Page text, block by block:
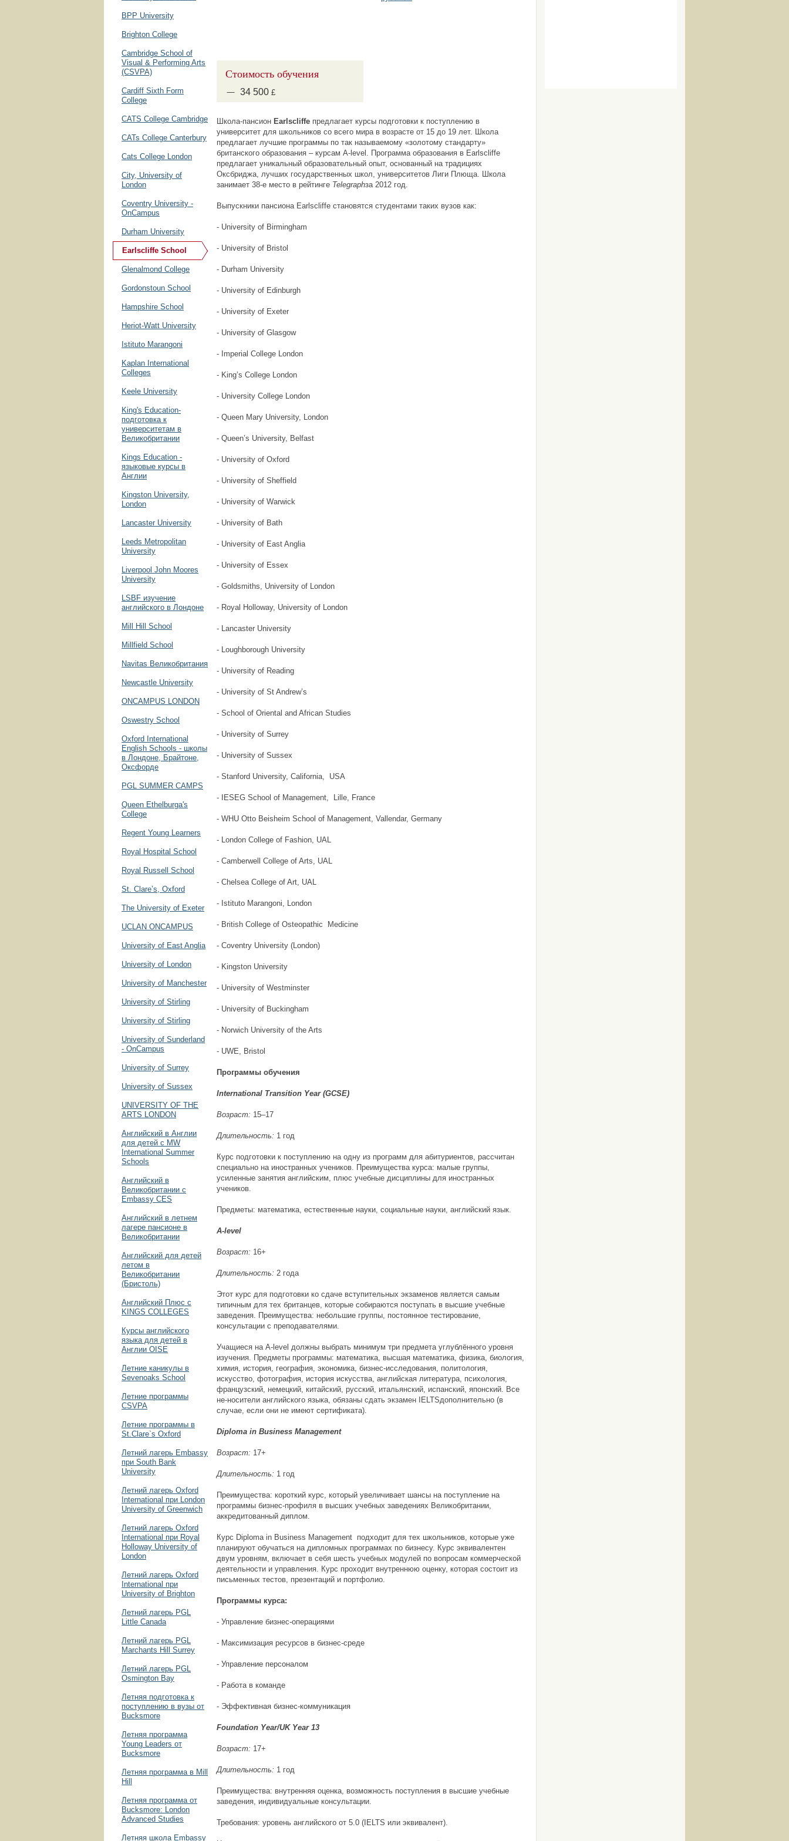
BPP University
Brighton College
Cambridge School of
Visual & Performing Arts
(CSVPA)
Cardiff Sixth Form
College
CATS College Cambridge
CATs College Canterbury
Cats College London
City, University of
London
Coventry University -
OnCampus
Durham University
Earlscliffe School
Glenalmond College
Gordonstoun School
Hampshire School
Heriot-Watt University
Istituto Marangoni
Kaplan International
Colleges
Keele University
King's Education-
подготовка к
университетам в
Великобритании
Kings Education -
языковые курсы в
Англии
Kingston University,
London
Lancaster University
Leeds Metropolitan
University
Liverpool John Moores
University
LSBF изучение
английского в Лондоне
Mill Hill School
Millfield School
Navitas Великобритания
Newcastle University
ONCAMPUS LONDON
Oswestry School
Oxford International
English Schools - школы
в Лондоне, Брайтоне,
Оксфорде
PGL SUMMER CAMPS
Queen Ethelburga's
College
Regent Young Learners
Royal Hospital School
Royal Russell School
St. Clare’s, Oxford
The University of Exeter
UCLAN ONCAMPUS
University of East Anglia
University of London
University of Manchester
University of Stirling
University of Stirling
University of Sunderland
- OnCampus
University of Surrey
University of Sussex
UNIVERSITY OF THE
ARTS LONDON
Английский в Англии
для детей с MW
International Summer
Schools
Английский в
Великобритании с
Embassy CES
Английский в летнем
лагере пансионе в
Великобритании
Английский для детей
летом в
Великобритании
(Бристоль)
Английский Плюс с
KINGS COLLEGES
Курсы английского
языка для детей в
Англии OISE
Летние каникулы в
Sevenoaks School
Летние программы
CSVPA
Летние программы в
St.Clare`s Oxford
Летний лагерь Embassy
при South Bank
University
Летний лагерь Oxford
International при London
University of Greenwich
Летний лагерь Oxford
International при Royal
Holloway University of
London
Летний лагерь Oxford
International при
University of Brighton
Летний лагерь PGL
Little Canada
Летний лагерь PGL
Marchants Hill Surrey
Летний лагерь PGL
Osmington Bay
Летняя подготовка к
поступлению в вузы от
Bucksmore
Летняя программа
Young Leaders от
Bucksmore
Летняя программа в Mill
Hill
Летняя программа от
Bucksmore: London
Advanced Studies
Летняя школа Embassy
Стоимость обучения
34 500 £
Школа-пансион Earlscliffe предлагает курсы подготовки к поступлению в
университет для школьников со всего мира в возрасте от 15 до 19 лет. Школа
предлагает лучшие программы по так называемому «золотому стандарту»
британского образования – курсам A-level. Программа образования в Earlscliffe
предлагает уникальный образовательный опыт, основанный на традициях
Оксбриджа, лучших государственных школ, университетов Лиги Плюща. Школа
занимает 38-е место в рейтинге Telegraphза 2012 год.
Выпускники пансиона Earlscliffe становятся студентами таких вузов как:
- University of Birmingham
- University of Bristol
- Durham University
- University of Edinburgh
- University of Exeter
- University of Glasgow
- Imperial College London
- King’s College London
- University College London
- Queen Mary University, London
- Queen’s University, Belfast
- University of Oxford
- University of Sheffield
- University of Warwick
- University of Bath
- University of East Anglia
- University of Essex
- Goldsmiths, University of London
- Royal Holloway, University of London
- Lancaster University
- Loughborough University
- University of Reading
- University of St Andrew’s
- School of Oriental and African Studies
- University of Surrey
- University of Sussex
- Stanford University, California, USA
- IESEG School of Management, Lille, France
- WHU Otto Beisheim School of Management, Vallendar, Germany
- London College of Fashion, UAL
- Camberwell College of Arts, UAL
- Chelsea College of Art, UAL
- Istituto Marangoni, London
- British College of Osteopathic Medicine
- Coventry University (London)
- Kingston University
- University of Westminster
- University of Buckingham
- Norwich University of the Arts
- UWE, Bristol
Программы обучения
International Transition Year (GCSE)
Возраст: 15–17
Длительность: 1 год
Курс подготовки к поступлению на одну из программ для абитуриентов, рассчитан
специально на иностранных учеников. Преимущества курса: малые группы,
усиленные занятия английским, плюс учебные дисциплины для иностранных
учеников.
Предметы: математика, естественные науки, социальные науки, английский язык.
A-level
Возраст: 16+
Длительность: 2 года
Этот курс для подготовки ко сдаче вступительных экзаменов является самым
типичным для тех британцев, которые собираются поступать в высшие учебные
заведения. Преимущества: небольшие группы, постоянное тестирование,
консультации с преподавателями.
Учащиеся на A-level должны выбрать минимум три предмета углублённого уровня
изучения. Предметы программы: математика, высшая математика, физика, биология,
химия, история, география, экономика, бизнес-исследования, политология,
искусство, фотография, история искусства, английская литература, психология,
французский, немецкий, китайский, русский, итальянский, испанский, японский. Все
не-носители английского языка, обязаны сдать экзамен IELTSдополнительно (в
случае, если они не имеют сертификата).
Diploma in Business Management
Возраст: 17+
Длительность: 1 год
Преимущества: короткий курс, который увеличивает шансы на поступление на
программы бизнес-профиля в высших учебных заведениях Великобритании,
аккредитованный диплом.
Курс Diploma in Business Management подходит для тех школьников, которые уже
планируют обучаться на дипломных программах по бизнесу. Курс эквивалентен
двум уровням, включает в себя шесть учебных модулей по вопросам коммерческой
деятельности и управления. Курс проходит внутреннюю оценку, которая состоит из
письменных тестов, презентаций и портфолио.
Программы курса:
- Управление бизнес-операциями
- Максимизация ресурсов в бизнес-среде
- Управление персоналом
- Работа в команде
- Эффективная бизнес-коммуникация
Foundation Year/UK Year 13
Возраст: 17+
Длительность: 1 год
Преимущества: внутренняя оценка, возможность поступления в высшие учебные
заведения, индивидуальные консультации.
Требования: уровень английского от 5.0 (IELTS или эквивалент).